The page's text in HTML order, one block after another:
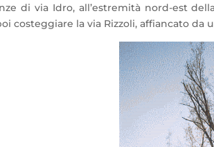
di via Idro, all’estremità nord-est
costeggiare la via Rizzoli, affiancato